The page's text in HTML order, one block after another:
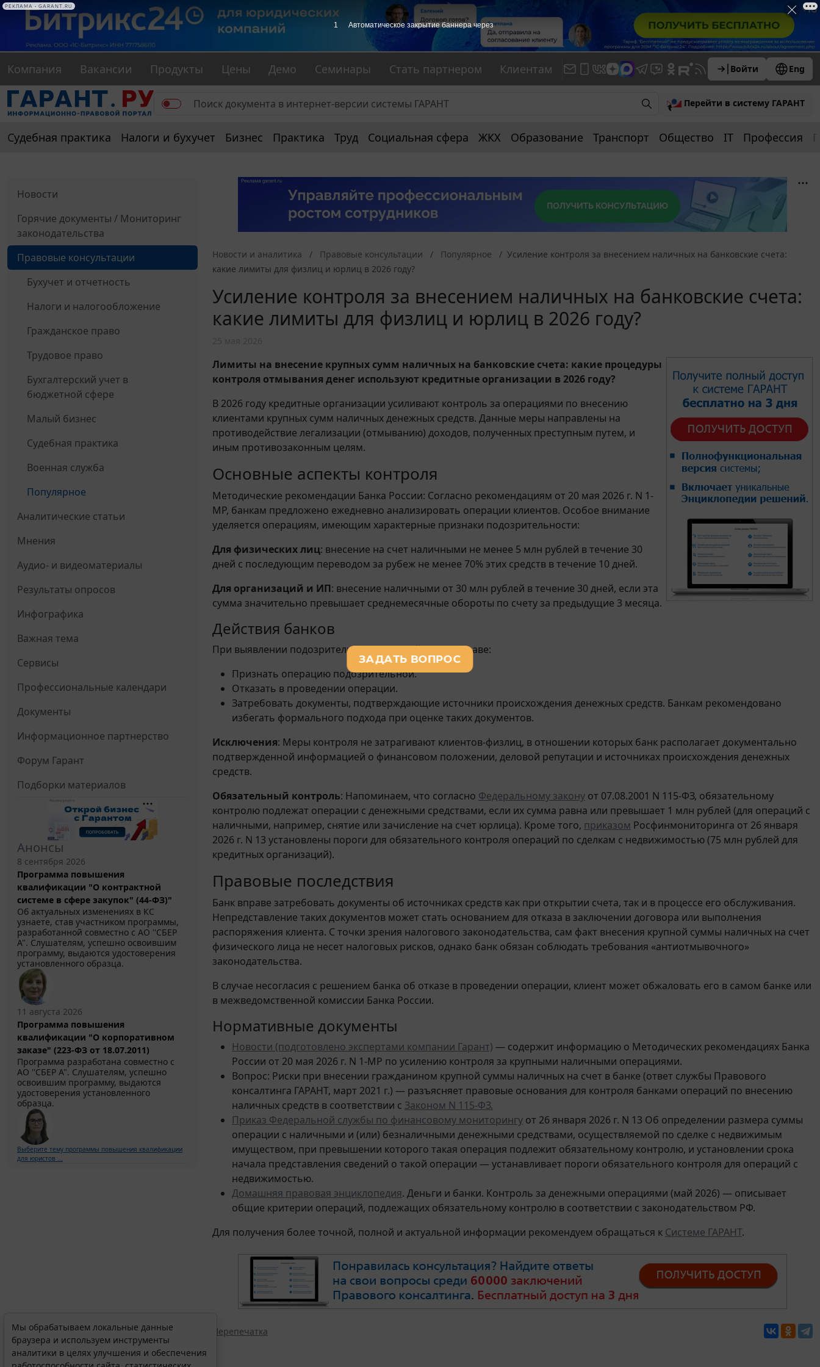
Компания Вакансии Продукты Цены Демо Семинары Стать партнером Клиентам Войти Eng
Перейти в систему ГАРАНТ
Судебная практика Налоги и бухучет Бизнес Практика Труд Социальная сфера ЖКХ Образование Транспорт Общество IT Профессия
Новости
Горячие документы / Мониторинг
законодательства
Правовые консультации
Бухучет и отчетность
Налоги и налогообложение
Гражданское право
Трудовое право
Бухгалтерский учет в
бюджетной сфере
Малый бизнес
Судебная практика
Военная служба
Популярное
Аналитические статьи
Мнения
Аудио- и видеоматериалы
Результаты опросов
Инфографика
Важная тема
Сервисы
Профессиональные календари
Документы
Информационное партнерство
Форум Гарант
Подборки материалов
Анонсы
8 сентября 2026
Программа повышения
квалификации "О контрактной
системе в сфере закупок" (44-ФЗ)"
Об актуальных изменениях в КС
узнаете, став участником программы,
разработанной совместно с АО ''СБЕР
А". Слушателям, успешно освоившим
программу, выдаются удостоверения
установленного образца.
11 августа 2026
Программа повышения
квалификации "О корпоративном
заказе" (223-ФЗ от 18.07.2011)
Программа разработана совместно с
АО ''СБЕР А". Слушателям, успешно
освоившим программу, выдаются
удостоверения установленного
образца.
Выберите тему программы повышения квалификации
для юристов ...
Новости и аналитика Правовые консультации Популярное
Усиление контроля за внесением наличных на банковские счета:
какие лимиты для физлиц и юрлиц в 2026 году?
Усиление контроля за внесением наличных на банковские счета:
какие лимиты для физлиц и юрлиц в 2026 году?
Лимиты на внесение крупных сумм наличных на банковские счета: какие процедуры
контроля отмывания денег используют кредитные организации в 2026 году?
В 2026 году кредитные организации усиливают контроль за операциями по внесению
клиентами крупных сумм наличных денежных средств. Данные меры направлены на
противодействие легализации (отмыванию) доходов, полученных преступным путем, и
иным противозаконным целям.
Основные аспекты контроля
Методические рекомендации Банка России: Согласно рекомендациям от 20 мая 2026 г. N 1-
МР, банкам предложено ежедневно анализировать операции клиентов. Особое внимание
уделяется операциям, имеющим характерные признаки подозрительности:
Для физических лиц: внесение на счет наличными не менее 5 млн рублей в течение 30
дней с последующим переводом за рубеж не менее 70% этих средств в течение 10 дней.
Для организаций и ИП: внесение наличными от 30 млн рублей в течение 30 дней, если эта
сумма значительно превышает среднемесячные обороты по счету за предыдущие 3 месяца.
Действия банков
При выявлении подозрительных операций банки вправе:
Признать операцию подозрительной.
Отказать в проведении операции.
Затребовать документы, подтверждающие источники происхождения денежных средств. Банкам рекомендовано
избегать формального подхода при оценке таких документов.
Исключения: Меры контроля не затрагивают клиентов-физлиц, в отношении которых банк располагает документально
подтвержденной информацией о финансовом положении, деловой репутации и источниках происхождения денежных
средств.
Обязательный контроль: Напоминаем, что согласно Федеральному закону от 07.08.2001 N 115-ФЗ, обязательному
контролю подлежат операции с денежными средствами, если их сумма равна или превышает 1 млн рублей (для операций с
наличными, например, снятие или зачисление на счет юрлица). Кроме того, приказом Росфинмониторинга от 26 января
2026 г. N 13 установлены пороги для обязательного контроля операций по сделкам с недвижимостью (75 млн рублей для
кредитных организаций).
Правовые последствия
Банк вправе затребовать документы об источниках средств как при открытии счета, так и в процессе его обслуживания.
Непредставление таких документов может стать основанием для отказа в заключении договора или выполнения
распоряжения клиента. С точки зрения налогового законодательства, сам факт внесения крупной суммы наличных на счет
физического лица не несет налоговых рисков, однако банк обязан соблюдать требования «антиотмывочного»
законодательства.
В случае несогласия с решением банка об отказе в проведении операции, клиент может обжаловать его в самом банке или
в межведомственной комиссии Банка России.
Нормативные документы
Новости (подготовлено экспертами компании Гарант) — содержит информацию о Методических рекомендациях Банка
России от 20 мая 2026 г. N 1-МР по усилению контроля за крупными наличными операциями.
Вопрос: Риски при внесении гражданином крупной суммы наличных на счет в банке (ответ службы Правового
консалтинга ГАРАНТ, март 2021 г.) — разъясняет правовые основания для контроля банками операций по внесению
наличных средств в соответствии с Законом N 115-ФЗ.
Приказ Федеральной службы по финансовому мониторингу от 26 января 2026 г. N 13 Об определении размера суммы
операции с наличными и (или) безналичными денежными средствами, осуществляемой по сделке с недвижимым
имуществом, при превышении которого такая операция подлежит обязательному контролю, и установлении срока
начала представления сведений о такой операции — устанавливает пороги обязательного контроля для операций с
недвижимостью.
Домашняя правовая энциклопедия. Деньги и банки. Контроль за денежными операциями (май 2026) — описывает
общие критерии операций, подлежащих обязательному контролю в соответствии с законодательством РФ.
Для получения более точной, полной и актуальной информации рекомендуем обращаться к Системе ГАРАНТ.
Перепечатка
Мы обрабатываем локальные данные
браузера и используем инструменты
аналитики в целях улучшения и обеспечения
1 Автоматическое закрытие баннера через
РЕКЛАМА • GARANT.RU